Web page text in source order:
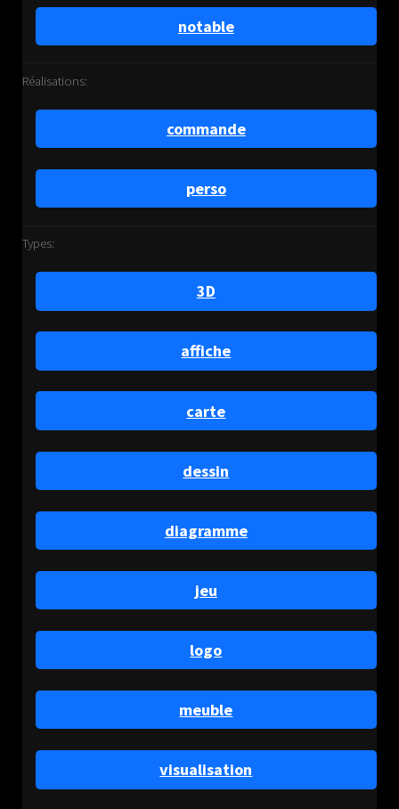
notable
Réalisations:
commande
perso
Types:
3D
affiche
carte
dessin
diagramme
jeu
logo
meuble
visualisation